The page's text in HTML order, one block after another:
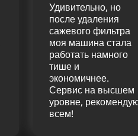
Удивительно, но
после удаления
сажевого фильтра
моя машина стала
работать намного
тише и
экономичнее.
Сервис на высшем
уровне,
всем!